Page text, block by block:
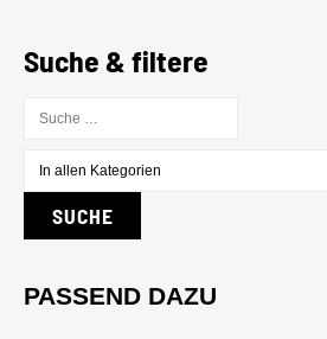
Suche & filtere
PASSEND DAZU